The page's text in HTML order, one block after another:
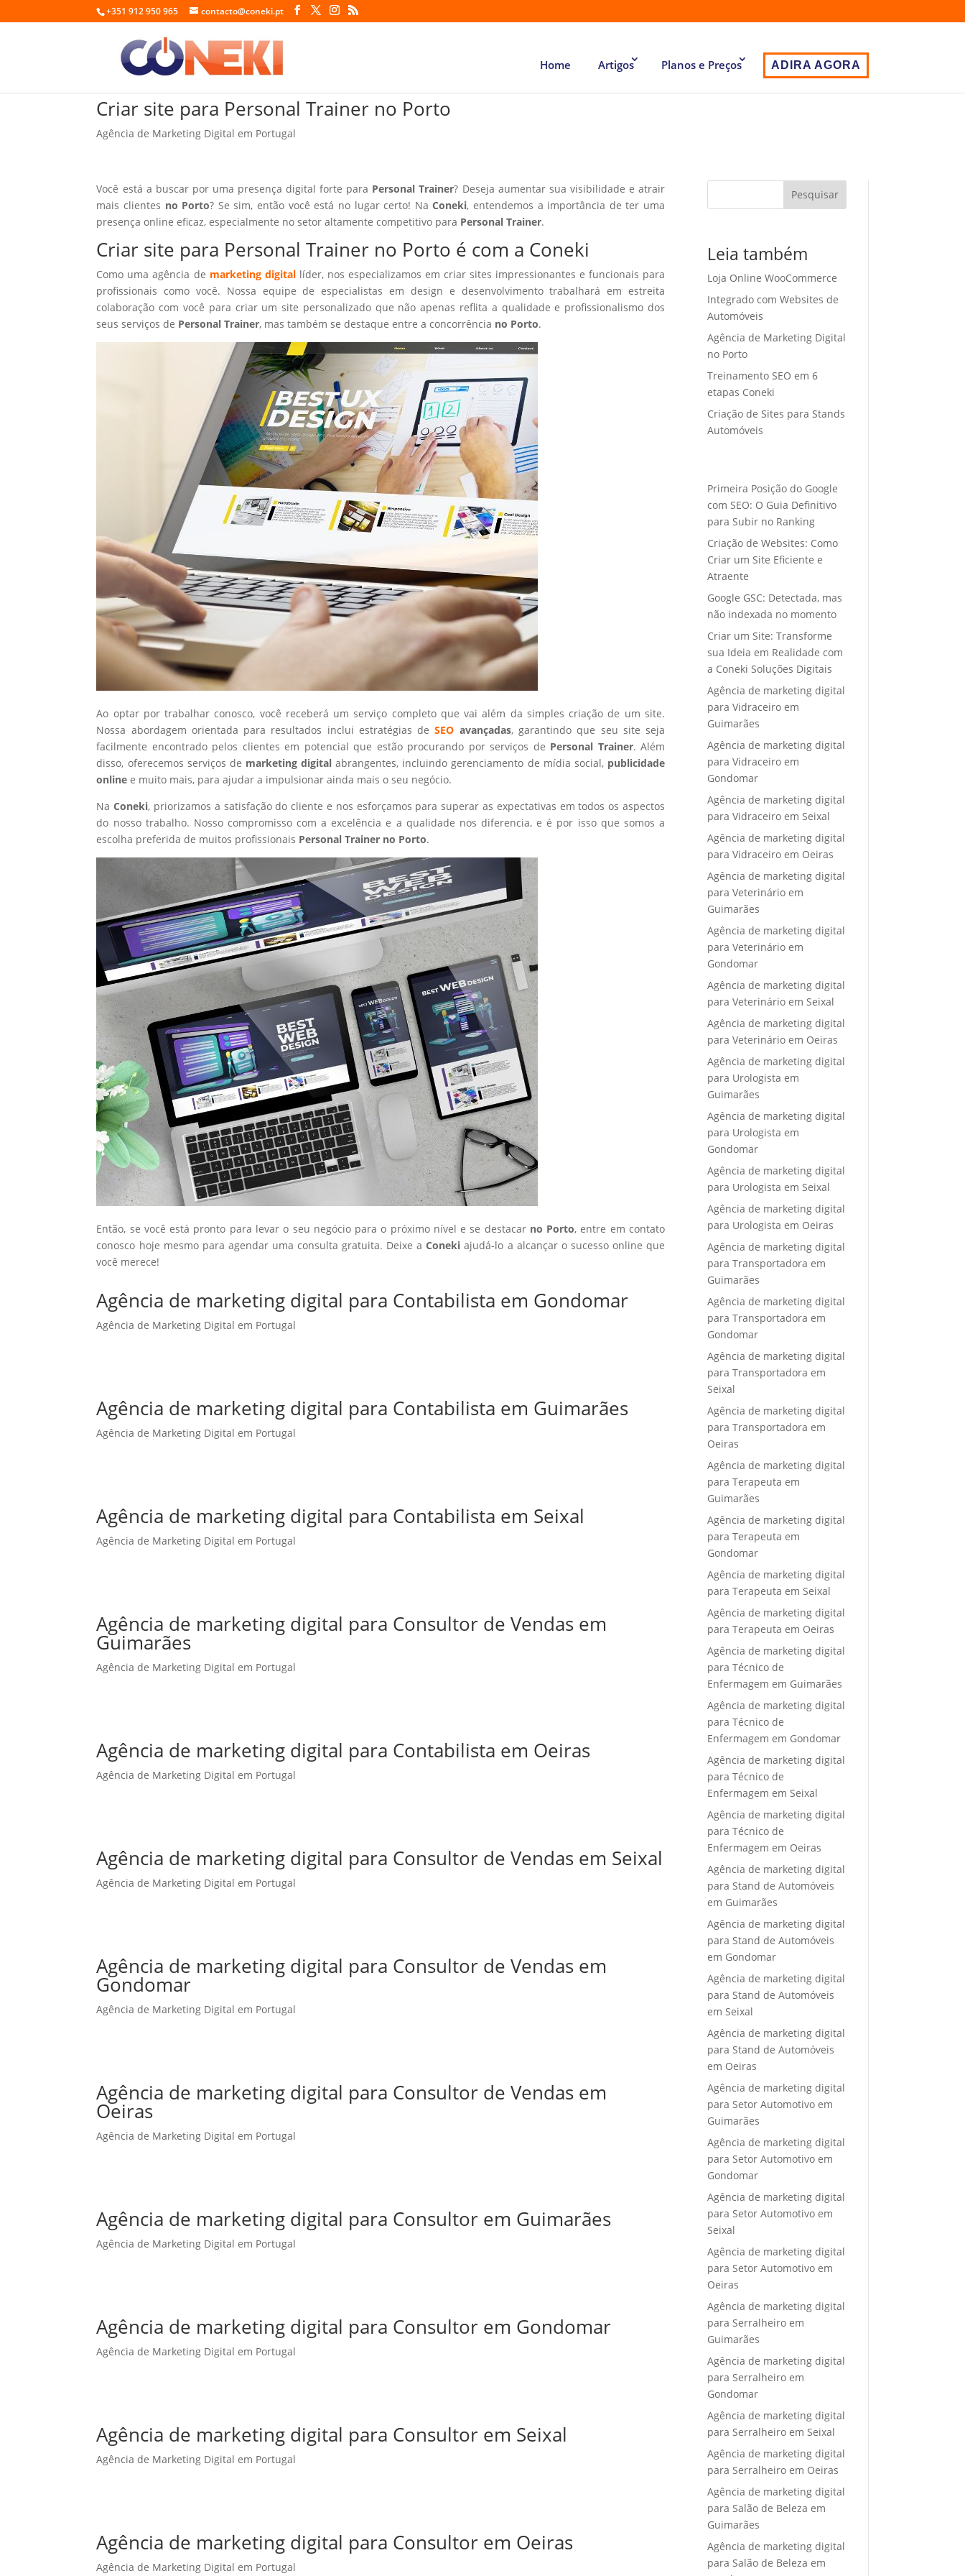
+351 912 950 965 contacto@coneki.pt
Home Artigos Planos e Preços ADIRA AGORA
Criar site para Personal Trainer no Porto
Agência de Marketing Digital em Portugal
Você está a buscar por uma presença digital forte para Personal Trainer? Deseja aumentar sua visibilidade e atrair
mais clientes no Porto? Se sim, então você está no lugar certo! NaConeki, entendemos a importância de ter uma
presença online eficaz, especialmente no setor altamente competitivo para Personal Trainer.
Criar site para Personal Trainer no Porto é com a Coneki
Como uma agência de marketing digitallíder, nos especializamos em criar sites impressionantes e funcionais para
profissionais como você. Nossa equipe de especialistas em design e desenvolvimento trabalhará em estreita
colaboração com você para criar um site personalizado que não apenas reflita a qualidade e profissionalismo dos
seus serviços de Personal Trainer, mas também se destaque entre a concorrência no Porto.
Ao optar por trabalhar conosco, você receberá um serviço completo que vai além da simples criação de um site.
Nossa abordagem orientada para resultados inclui estratégias deSEO avançadas, garantindo que seu site seja
facilmente encontrado pelos clientes em potencial que estão procurando por serviços de Personal Trainer. Além
disso, oferecemos serviços de marketing digitalabrangentes, incluindo gerenciamento de mídia social, publicidade
online e muito mais, para ajudar a impulsionar ainda mais o seu negócio.
NaConeki, priorizamos a satisfação do cliente e nos esforçamos para superar as expectativas em todos os aspectos
do nosso trabalho. Nosso compromisso com a excelência e a qualidade nos diferencia, e é por isso que somos a
escolha preferida de muitos profissionais Personal Trainer no Porto.
Então, se você está pronto para levar o seu negócio para o próximo nível e se destacar no Porto, entre em contato
conosco hoje mesmo para agendar uma consulta gratuita. Deixe aConeki ajudá-lo a alcançar o sucesso online que
você merece!
Agência de marketing digital para Contabilista em Gondomar
Agência de Marketing Digital em Portugal
Agência de marketing digital para Contabilista em Guimarães
Agência de Marketing Digital em Portugal
Agência de marketing digital para Contabilista em Seixal
Agência de Marketing Digital em Portugal
Agência de marketing digital para Consultor de Vendas em
Guimarães
Agência de Marketing Digital em Portugal
Agência de marketing digital para Contabilista em Oeiras
Agência de Marketing Digital em Portugal
Agência de marketing digital para Consultor de Vendas em Seixal
Agência de Marketing Digital em Portugal
Agência de marketing digital para Consultor de Vendas em
Gondomar
Agência de Marketing Digital em Portugal
Agência de marketing digital para Consultor de Vendas em
Oeiras
Agência de Marketing Digital em Portugal
Agência de marketing digital para Consultor em Guimarães
Agência de Marketing Digital em Portugal
Agência de marketing digital para Consultor em Gondomar
Agência de Marketing Digital em Portugal
Agência de marketing digital para Consultor em Seixal
Agência de Marketing Digital em Portugal
Agência de marketing digital para Consultor em Oeiras
Agência de Marketing Digital em Portugal
Pesquisar
Leia também
Loja Online WooCommerce
Integrado com Websites de
Automóveis
Agência de Marketing Digital
no Porto
Treinamento SEO em 6
etapas Coneki
Criação de Sites para Stands
Automóveis
Primeira Posição do Google
com SEO: O Guia Definitivo
para Subir no Ranking
Criação de Websites: Como
Criar um Site Eficiente e
Atraente
Google GSC: Detectada, mas
não indexada no momento
Criar um Site: Transforme
sua Ideia em Realidade com
a Coneki Soluções Digitais
Agência de marketing digital
para Vidraceiro em
Guimarães
Agência de marketing digital
para Vidraceiro em
Gondomar
Agência de marketing digital
para Vidraceiro em Seixal
Agência de marketing digital
para Vidraceiro em Oeiras
Agência de marketing digital
para Veterinário em
Guimarães
Agência de marketing digital
para Veterinário em
Gondomar
Agência de marketing digital
para Veterinário em Seixal
Agência de marketing digital
para Veterinário em Oeiras
Agência de marketing digital
para Urologista em
Guimarães
Agência de marketing digital
para Urologista em
Gondomar
Agência de marketing digital
para Urologista em Seixal
Agência de marketing digital
para Urologista em Oeiras
Agência de marketing digital
para Transportadora em
Guimarães
Agência de marketing digital
para Transportadora em
Gondomar
Agência de marketing digital
para Transportadora em
Seixal
Agência de marketing digital
para Transportadora em
Oeiras
Agência de marketing digital
para Terapeuta em
Guimarães
Agência de marketing digital
para Terapeuta em
Gondomar
Agência de marketing digital
para Terapeuta em Seixal
Agência de marketing digital
para Terapeuta em Oeiras
Agência de marketing digital
para Técnico de
Enfermagem em Guimarães
Agência de marketing digital
para Técnico de
Enfermagem em Gondomar
Agência de marketing digital
para Técnico de
Enfermagem em Seixal
Agência de marketing digital
para Técnico de
Enfermagem em Oeiras
Agência de marketing digital
para Stand de Automóveis
em Guimarães
Agência de marketing digital
para Stand de Automóveis
em Gondomar
Agência de marketing digital
para Stand de Automóveis
em Seixal
Agência de marketing digital
para Stand de Automóveis
em Oeiras
Agência de marketing digital
para Setor Automotivo em
Guimarães
Agência de marketing digital
para Setor Automotivo em
Gondomar
Agência de marketing digital
para Setor Automotivo em
Seixal
Agência de marketing digital
para Setor Automotivo em
Oeiras
Agência de marketing digital
para Serralheiro em
Guimarães
Agência de marketing digital
para Serralheiro em
Gondomar
Agência de marketing digital
para Serralheiro em Seixal
Agência de marketing digital
para Serralheiro em Oeiras
Agência de marketing digital
para Salão de Beleza em
Guimarães
Agência de marketing digital
para Salão de Beleza em